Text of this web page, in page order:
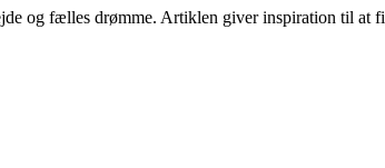
og fælles drømme. Artiklen giver inspiration til at